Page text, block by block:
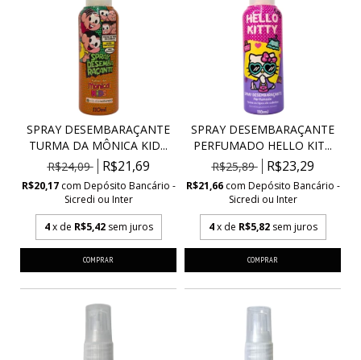
SPRAY DESEMBARAÇANTE
TURMA DA MÔNICA KID...
R$24,09
R$21,69
R$20,17 com Depósito Bancário -
Sicredi ou Inter
4 x de R$5,42 sem juros
SPRAY DESEMBARAÇANTE
PERFUMADO HELLO KIT...
R$25,89
R$23,29
R$21,66 com Depósito Bancário -
Sicredi ou Inter
4 x de R$5,82 sem juros